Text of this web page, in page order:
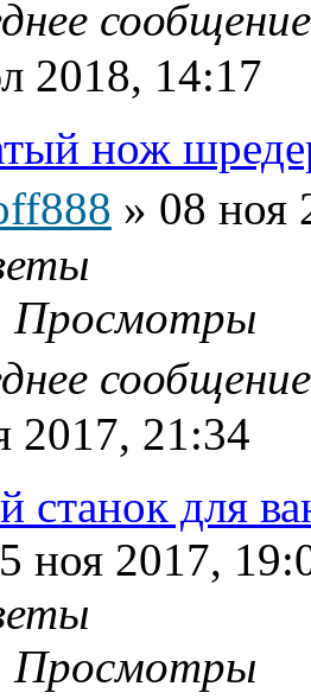
2018, 14:17
нож
» 08 ноя
Просмотры
2017, 21:34
станок для
ноя 2017,
Просмотры